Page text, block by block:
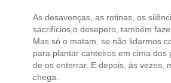
As desavenças, as rotinas, os
sacrifícios,o desepero, também
Mas só o matam, se não lidarmos
para plantar canteiros em cima dos
de os enterrar. E depois, às vezes,
chega.